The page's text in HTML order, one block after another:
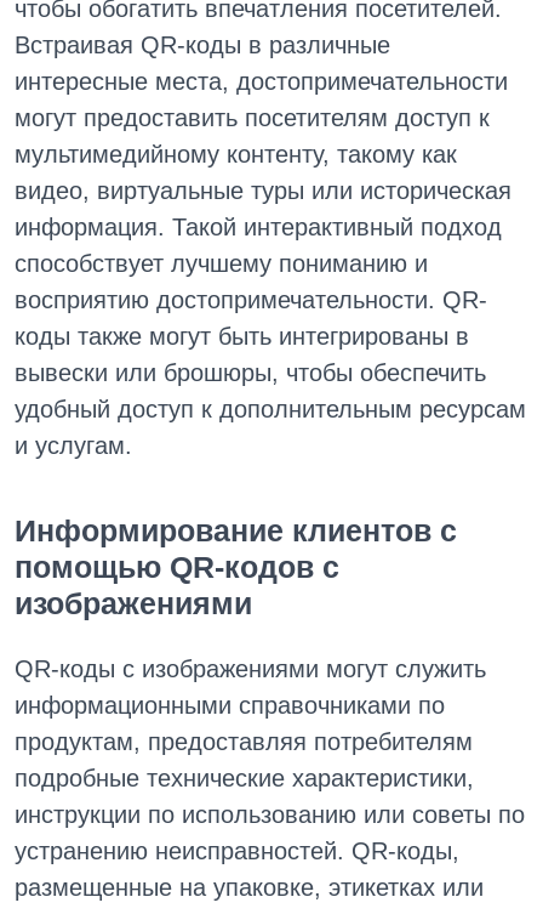
чтобы обогатить впечатления посетителей.
Встраивая QR-коды в различные
интересные места, достопримечательности
могут предоставить посетителям доступ к
мультимедийному контенту, такому как
видео, виртуальные туры или историческая
информация. Такой интерактивный подход
способствует лучшему пониманию и
восприятию достопримечательности. QR-
коды также могут быть интегрированы в
вывески или брошюры, чтобы обеспечить
удобный доступ к дополнительным ресурсам
и услугам.
Информирование клиентов с
помощью QR-кодов с
изображениями
QR-коды с изображениями могут служить
информационными справочниками по
продуктам, предоставляя потребителям
подробные технические характеристики,
инструкции по использованию или советы по
устранению неисправностей. QR-коды,
размещенные на упаковке, этикетках или